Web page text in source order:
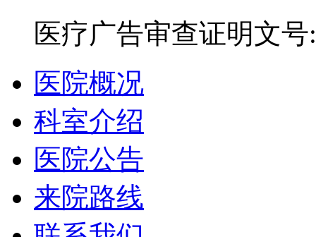
医疗广告审查证明文
医院概况
科室介绍
医院公告
来院路线